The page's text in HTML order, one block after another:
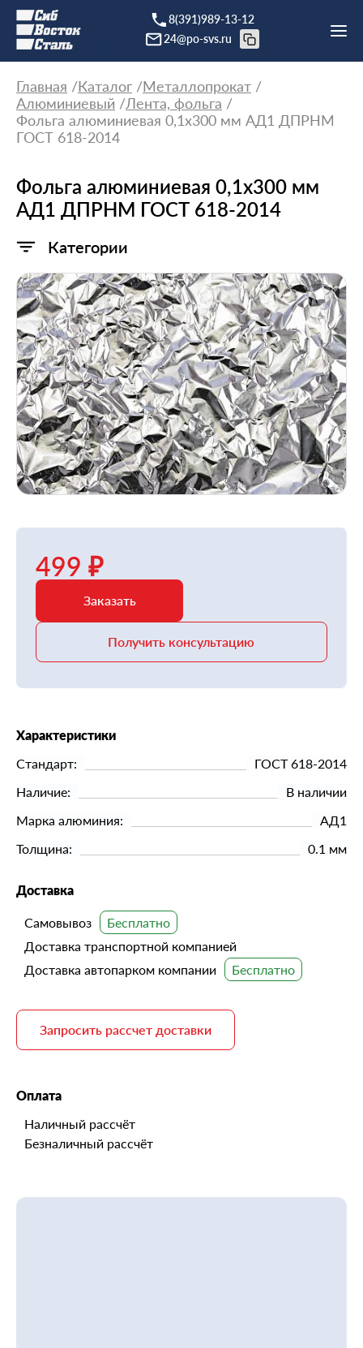
8(391)989-13-12
24@po-svs.ru
Главная Каталог
Металлопрокат
Алюминиевый
Лента, фольга
Фольга алюминиевая 0,1х300 мм АД1 ДПРНМ
ГОСТ 618-2014
Фольга алюминиевая 0,1х300 мм
АД1 ДПРНМ ГОСТ 618-2014
Категории
499 ₽
Заказать
Получить консультацию
Характеристики
Стандарт:
ГОСТ 618-2014
Наличие:
В наличии
Марка алюминия:
АД1
Толщина:
0.1 мм
Доставка
Самовывоз
Доставка транспортной компанией
Доставка автопарком компании
Запросить рассчет доставки
Оплата
Наличный рассчёт
Безналичный рассчёт